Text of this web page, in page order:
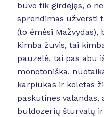
buvo tik girdėjęs, o
sprendimas užversti
(to ėmėsi
kimba žuvis, tai
pauzelė, tai pas abu
monotoniška,
karpiukas ir keletas
paskutines valandas,
buldozerių šturvalų